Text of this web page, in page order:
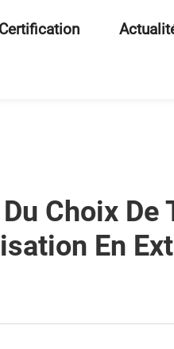
Certification
Choix De
En